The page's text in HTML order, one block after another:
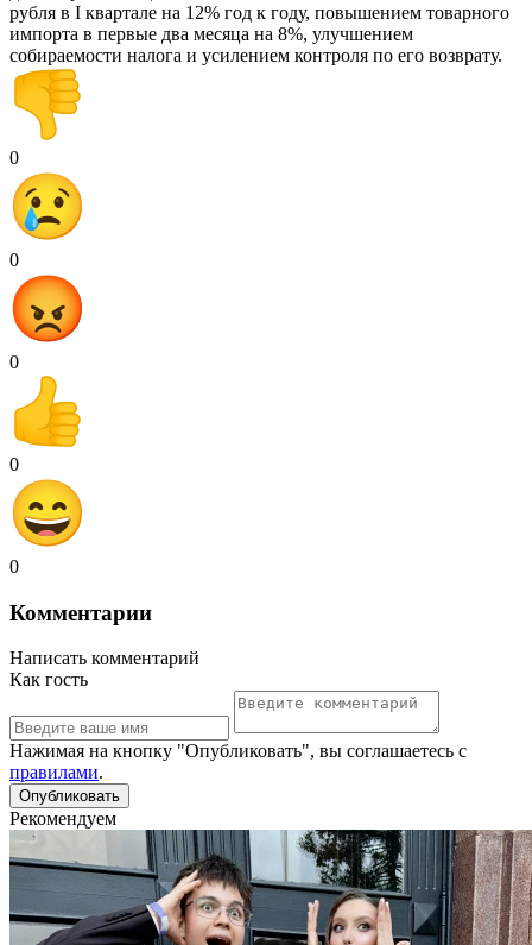
рубля в I квартале на 12% год к году, повышением товарного
импорта в первые два месяца на 8%, улучшением
собираемости налога и усилением контроля по его возврату.
0
0
0
0
0
Комментарии
Написать комментарий
Как гость
Нажимая на кнопку "Опубликовать", вы соглашаетесь с
правилами.
Рекомендуем